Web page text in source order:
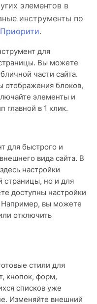
элементов в
инструменты по
.
для
Вы можете
части сайта.
отображения блоков,
элементы и
главной в 1 клик.
для быстрого и
вида сайта. В
настройки
страницы, но и для
доступны настройки
вы можете
отключить
стили для
кнопок, форм,
списков уже
Изменяйте внешний